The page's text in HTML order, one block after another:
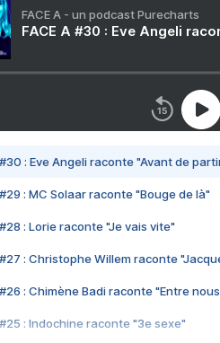
FACE A - un podcast Purecharts
FACE A #30 : Eve Angeli
#30 : Eve Angeli raconte "Avant de
#29 : MC Solaar raconte "Bouge de là"
#28 : Lorie raconte "Je vais vite"
#27 : Christophe Willem raconte
#26 : Chimène Badi raconte "Entre
#25 : Indochine raconte "3e sexe"